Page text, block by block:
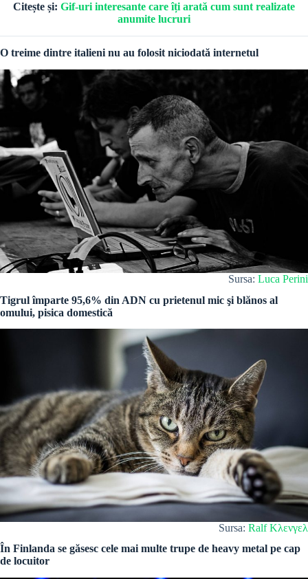
Citește și: Gif-uri interesante care îți arată cum sunt realizate
anumite lucruri
O treime dintre italieni nu au folosit niciodată internetul
Sursa: Luca Perini
Tigrul împarte 95,6% din ADN cu prietenul mic şi blănos al
omului, pisica domestică
Sursa: Ralf Κλενγελ
În Finlanda se găsesc cele mai multe trupe de heavy metal pe cap
de locuitor